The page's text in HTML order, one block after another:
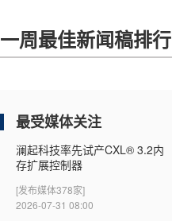
碳中和
世界杯
娱乐时尚与艺术
会展
新加坡
一周最佳新闻稿排行
最受媒体关注
澜起科技率先试产CXL® 3.2内
存扩展控制器
[发布媒体378家]
2026-07-31 08:00